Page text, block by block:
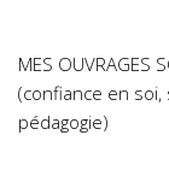
MES OUVRAGES
(confiance en
pédagogie)